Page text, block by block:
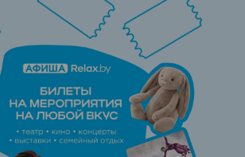
РЕКЛАМА НА САЙТЕ